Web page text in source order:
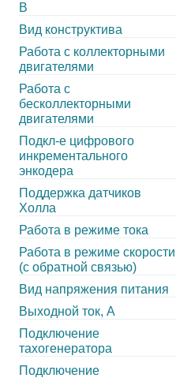
В
Вид конструктива
Работа с коллекторными
двигателями
Работа с
бесколлекторными
двигателями
Подкл-е цифрового
инкрементального
энкодера
Поддержка датчиков
Холла
Работа в режиме тока
Работа в режиме скорости
(с обратной связью)
Вид напряжения питания
Выходной ток, А
Подключение
тахогенератора
Подключение